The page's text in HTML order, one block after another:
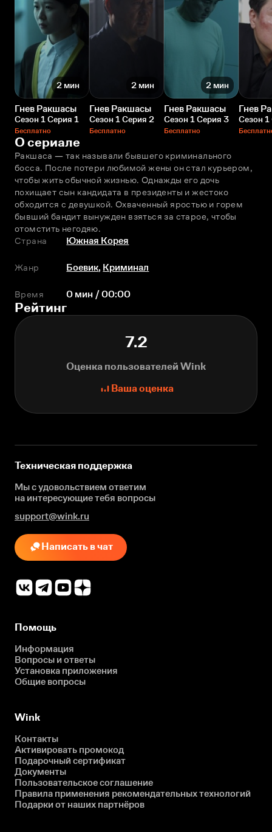
2 мин
Гнев Ракшасы
Сезон 1 Серия 1
Бесплатно
2 мин
Гнев Ракшасы
Сезон 1 Серия 2
Бесплатно
2 мин
Гнев Ракшасы
Сезон 1 Серия 3
Бесплатно
Гнев
Сезон
О сериале
Ракшаса — так называли бывшего криминального
босса. После потери любимой жены он стал курьером,
чтобы жить обычной жизнью. Однажды его дочь
похищает сын кандидата в президенты и жестоко
обходится с девушкой. Охваченный яростью и горем
бывший бандит вынужден взяться за старое, чтобы
отомстить негодяю.
Страна
Южная Корея
Жанр Боевик, Криминал
Время 0 мин / 00:00
Рейтинг
7.2
Оценка пользователей Wink
Ваша оценка
Техническая поддержка
Мы с удовольствием ответим
на интересующиетебя вопросы
support@wink.ru
Написать в чат
Помощь
Информация
Вопросы и ответы
Установка приложения
Общие вопросы
Wink
Контакты
Активировать промокод
Подарочный сертификат
Документы
Пользовательское соглашение
Правила применения рекомендательных технологий
Подарки от наших партнёров